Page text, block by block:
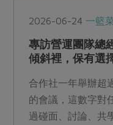
2026-06-24 一籃
專訪營運團隊總
傾斜裡，保有選
合作社一年舉辦超
的會議，這數字對
過碰面、討論、共